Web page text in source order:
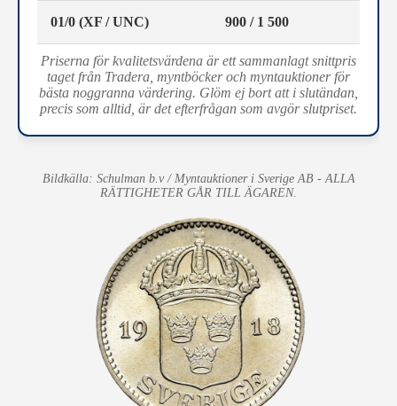
01/0 (XF / UNC) 900 / 1 500
Priserna för kvalitetsvärdena är ett sammanlagt snittpris
taget från Tradera, myntböcker och myntauktioner för
bästa noggranna värdering. Glöm ej bort att i slutändan,
precis som alltid, är det efterfrågan som avgör slutpriset.
Bildkälla: Schulman b.v / Myntauktioner i Sverige AB - ALLA
RÄTTIGHETER GÅR TILL ÄGAREN.